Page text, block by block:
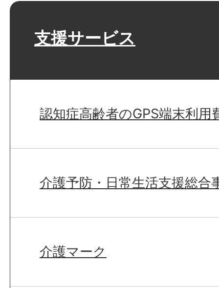
支援サービス
認知症高齢者のGPS端末利用
介護予防・日常生活支援総合
介護マーク